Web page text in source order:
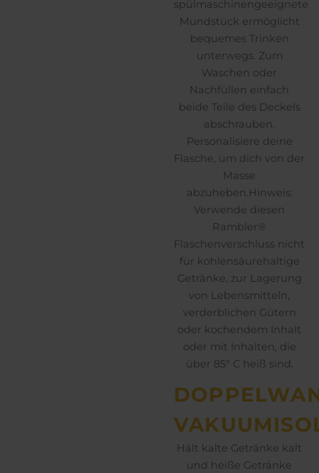
spülmaschinengeeignete
Mundstück ermöglicht
bequemes Trinken
unterwegs. Zum
Waschen oder
Nachfüllen einfach
beide Teile des Deckels
abschrauben.
Personalisiere deine
Flasche, um dich von der
Masse
abzuheben.Hinweis:
Verwende diesen
Rambler®
Flaschenverschluss nicht
für kohlensäurehaltige
Getränke, zur Lagerung
von Lebensmitteln,
verderblichen Gütern
oder kochendem Inhalt
oder mit Inhalten, die
über 85° C heiß sind.
Hält kalte Getränke kalt
und heiße Getränke